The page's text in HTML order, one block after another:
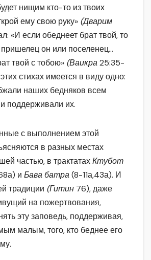
нищим кто-то из твоих
ему свою руку» (Дварим
«И если обеднеет брат твой, то
он или поселенец…
твой с тобою» (Ваикра25:35-
стихах имеется в виду одно:
наших бедняков всем
поддерживали их.
с выполнением этой
в разных местах
частью, в трактатахКтубот
и Бава батра(8-11а,43а). И
традиции (Гитин 76), даже
на пожертвования,
эту заповедь, поддерживая,
малым, того, кто беднее его